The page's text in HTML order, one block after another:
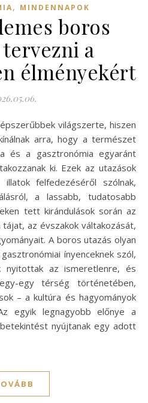
, MINDENNAPOK
boros
a
élményekért
arra, hogy a természet
és a gasztronómia egyaránt
ki. Ezek az utazások
felfedezéséről szólnak,
a lassabb, tudatosabb
tett kirándulások során az
az évszakok váltakozását,
A boros utazás olyan
ínyenceknek szól,
nyitottak az ismeretlenre, és
egy térség történetében,
– a kultúra és hagyományok
egyik legnagyobb előnye a
nyújtanak egy adott